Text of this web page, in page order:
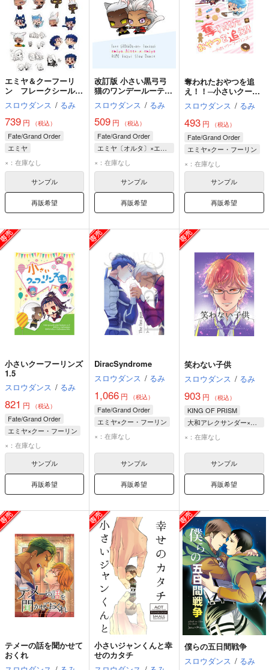
エミヤ＆クーフーリ
ン フレークシール54
枚セット
スロウダンス / るみ
739 円 （税込）
Fate/Grand Order
エミヤ
クー・フーリン
×：在庫なし
サンプル
再販希望
改訂版 小さい黒弓弓
猫のワンデールーティ
ーン
スロウダンス / るみ
509 円 （税込）
Fate/Grand Order
エミヤ〔オルタ〕×エミヤ
エミヤ
エミヤ〔オルタ〕
×：在庫なし
サンプル
再販希望
奪われたおやつを追
え！！─小さいクーフ
ーリンズ─
スロウダンス / るみ
493円 （税込）
Fate/Grand Order
エミヤ×クー・フーリン
エミヤ
クー・フーリン
×：在庫なし
サンプル
再販希望
小さいクーフーリンズ
1.5
スロウダンス / るみ
821 円 （税込）
Fate/Grand Order
エミヤ×クー・フーリン
エミヤ
クー・フーリン
×：在庫なし
サンプル
再販希望
DiracSyndrome
スロウダンス / るみ
1,066 円 （税込）
Fate/Grand Order
エミヤ×クー・フーリン
エミヤ
×：在庫なし
サンプル
再販希望
笑わない子供
スロウダンス / るみ
903円 （税込）
KING OF PRISM
大和アレクサンダー×十王院カケル
大和アレクサンダー
×：在庫なし
サンプル
再販希望
テメーの話を聞かせて
おくれ
小さいジャンくんと幸
せのカタチ
僕らの五日間戦争
スロウダンス / るみ